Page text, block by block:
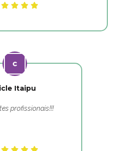
Itaipu
profissionais!!!